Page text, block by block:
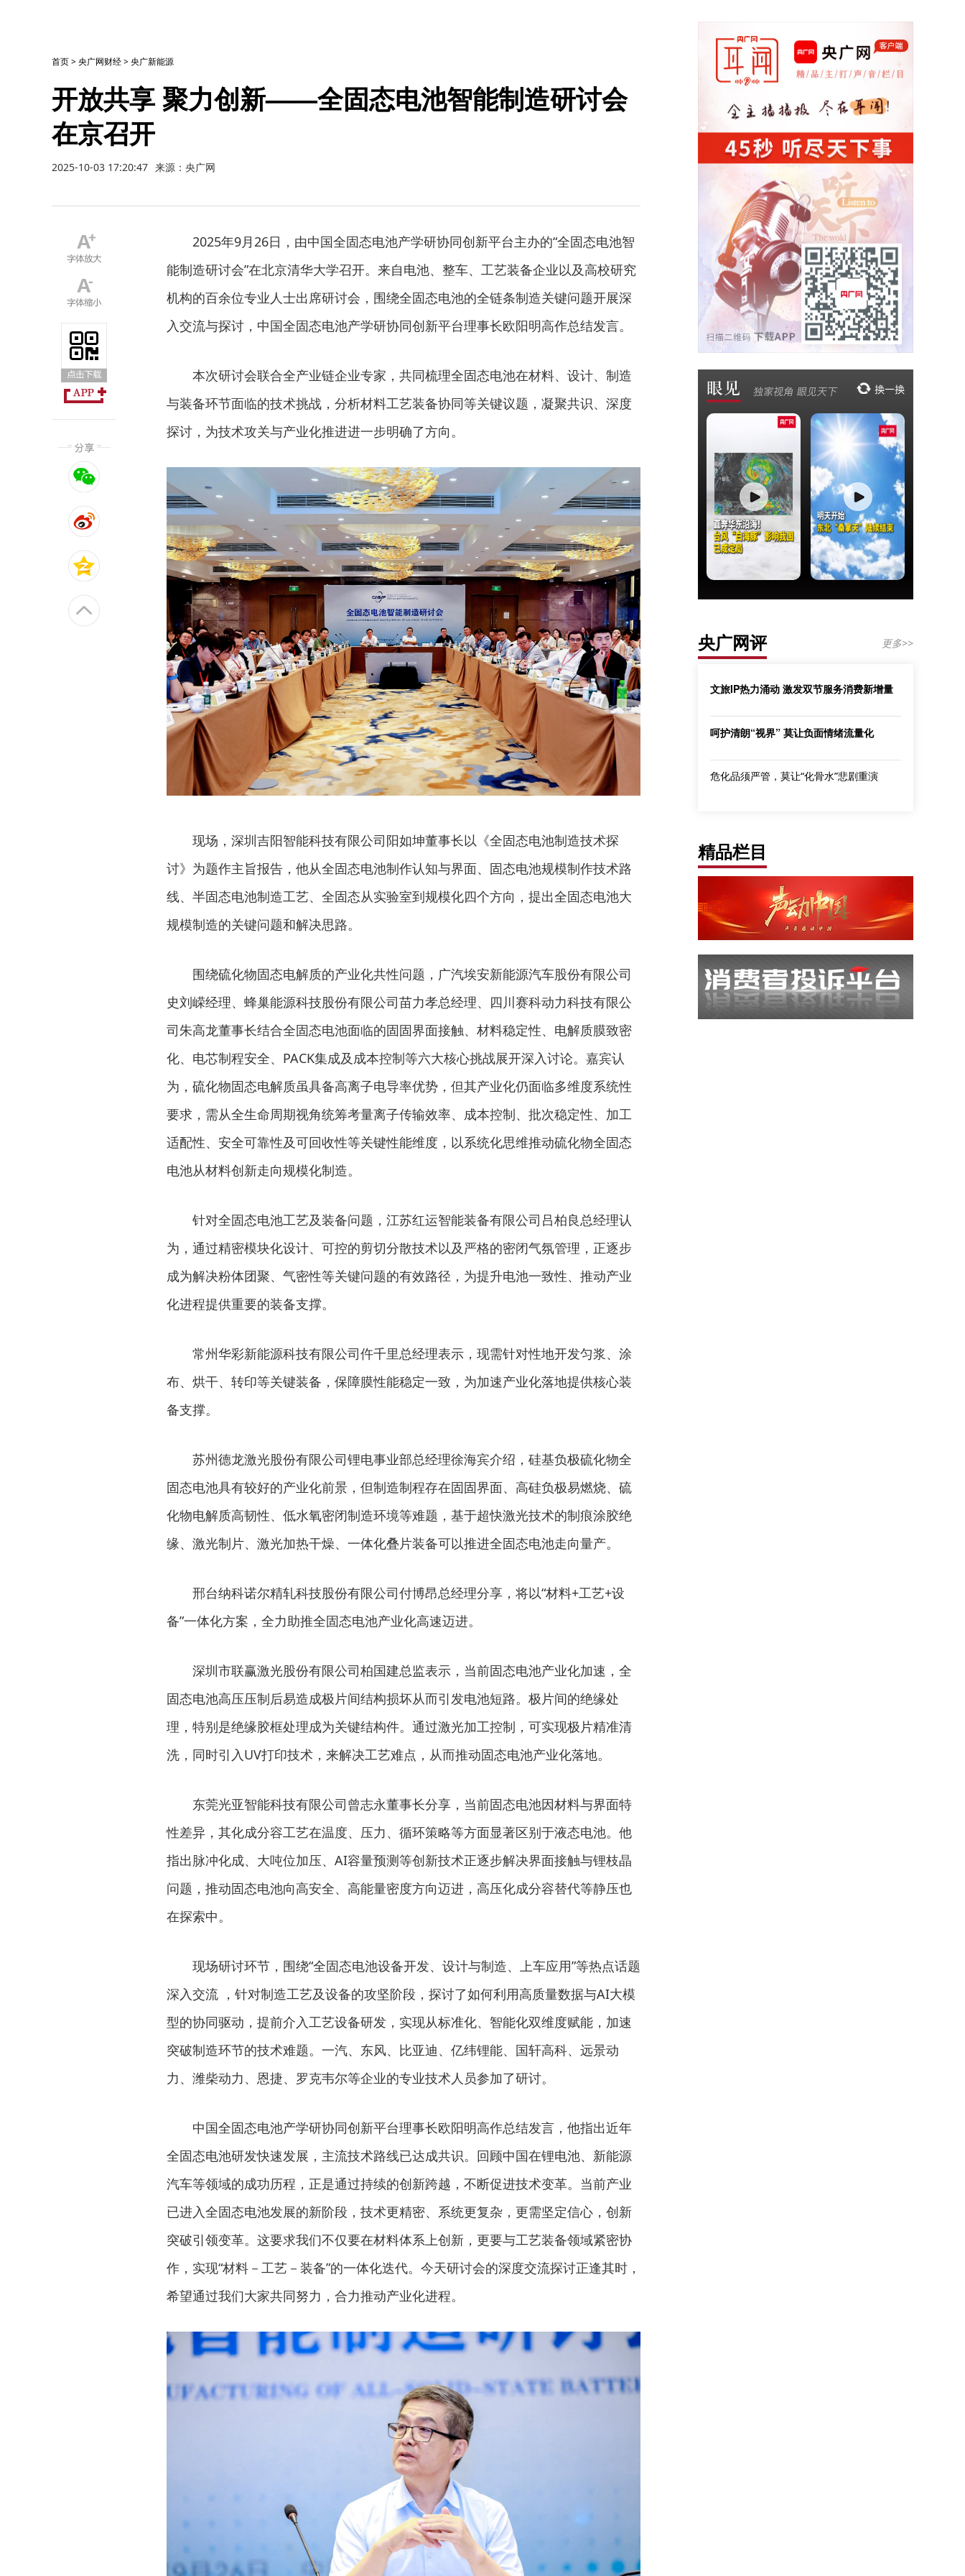
首页>央广网财经>央广新能源
开放共享 聚力创新——全固态电池智能制造研讨会
在京召开
2025-10-03 17:20:47 来源：央广网
2025年9月26日，由中国全固态电池产学研协同创新平台主办的“全固态电池智
能制造研讨会”在北京清华大学召开。来自电池、整车、工艺装备企业以及高校研究
机构的百余位专业人士出席研讨会，围绕全固态电池的全链条制造关键问题开展深
入交流与探讨，中国全固态电池产学研协同创新平台理事长欧阳明高作总结发言。
本次研讨会联合全产业链企业专家，共同梳理全固态电池在材料、设计、制造
与装备环节面临的技术挑战，分析材料工艺装备协同等关键议题，凝聚共识、深度
探讨，为技术攻关与产业化推进进一步明确了方向。
现场，深圳吉阳智能科技有限公司阳如坤董事长以《全固态电池制造技术探
讨》为题作主旨报告，他从全固态电池制作认知与界面、固态电池规模制作技术路
线、半固态电池制造工艺、全固态从实验室到规模化四个方向，提出全固态电池大
规模制造的关键问题和解决思路。
围绕硫化物固态电解质的产业化共性问题，广汽埃安新能源汽车股份有限公司
史刘嵘经理、蜂巢能源科技股份有限公司苗力孝总经理、四川赛科动力科技有限公
司朱高龙董事长结合全固态电池面临的固固界面接触、材料稳定性、电解质膜致密
化、电芯制程安全、PACK集成及成本控制等六大核心挑战展开深入讨论。嘉宾认
为，硫化物固态电解质虽具备高离子电导率优势，但其产业化仍面临多维度系统性
要求，需从全生命周期视角统筹考量离子传输效率、成本控制、批次稳定性、加工
适配性、安全可靠性及可回收性等关键性能维度，以系统化思维推动硫化物全固态
电池从材料创新走向规模化制造。
针对全固态电池工艺及装备问题，江苏红运智能装备有限公司吕柏良总经理认
为，通过精密模块化设计、可控的剪切分散技术以及严格的密闭气氛管理，正逐步
成为解决粉体团聚、气密性等关键问题的有效路径，为提升电池一致性、推动产业
化进程提供重要的装备支撑。
常州华彩新能源科技有限公司仵千里总经理表示，现需针对性地开发匀浆、涂
布、烘干、转印等关键装备，保障膜性能稳定一致，为加速产业化落地提供核心装
备支撑。
苏州德龙激光股份有限公司锂电事业部总经理徐海宾介绍，硅基负极硫化物全
固态电池具有较好的产业化前景，但制造制程存在固固界面、高硅负极易燃烧、硫
化物电解质高韧性、低水氧密闭制造环境等难题，基于超快激光技术的制痕涂胶绝
缘、激光制片、激光加热干燥、一体化叠片装备可以推进全固态电池走向量产。
邢台纳科诺尔精轧科技股份有限公司付博昂总经理分享，将以“材料+工艺+设
备”一体化方案，全力助推全固态电池产业化高速迈进。
深圳市联赢激光股份有限公司柏国建总监表示，当前固态电池产业化加速，全
固态电池高压压制后易造成极片间结构损坏从而引发电池短路。极片间的绝缘处
理，特别是绝缘胶框处理成为关键结构件。通过激光加工控制，可实现极片精准清
洗，同时引入UV打印技术，来解决工艺难点，从而推动固态电池产业化落地。
东莞光亚智能科技有限公司曾志永董事长分享，当前固态电池因材料与界面特
性差异，其化成分容工艺在温度、压力、循环策略等方面显著区别于液态电池。他
指出脉冲化成、大吨位加压、AI容量预测等创新技术正逐步解决界面接触与锂枝晶
问题，推动固态电池向高安全、高能量密度方向迈进，高压化成分容替代等静压也
在探索中。
现场研讨环节，围绕“全固态电池设备开发、设计与制造、上车应用”等热点话题
深入交流 ，针对制造工艺及设备的攻坚阶段，探讨了如何利用高质量数据与AI大模
型的协同驱动，提前介入工艺设备研发，实现从标准化、智能化双维度赋能，加速
突破制造环节的技术难题。一汽、东风、比亚迪、亿纬锂能、国轩高科、远景动
力、潍柴动力、恩捷、罗克韦尔等企业的专业技术人员参加了研讨。
中国全固态电池产学研协同创新平台理事长欧阳明高作总结发言，他指出近年
全固态电池研发快速发展，主流技术路线已达成共识。回顾中国在锂电池、新能源
汽车等领域的成功历程，正是通过持续的创新跨越，不断促进技术变革。当前产业
已进入全固态电池发展的新阶段，技术更精密、系统更复杂，更需坚定信心，创新
突破引领变革。这要求我们不仅要在材料体系上创新，更要与工艺装备领域紧密协
作，实现“材料－工艺－装备”的一体化迭代。今天研讨会的深度交流探讨正逢其时，
希望通过我们大家共同努力，合力推动产业化进程。
央广网评 更多>>
文旅IP热力涌动 激发双节服务消费新增量
呵护清朗“视界” 莫让负面情绪流量化
危化品须严管，莫让“化骨水”悲剧重演
精品栏目